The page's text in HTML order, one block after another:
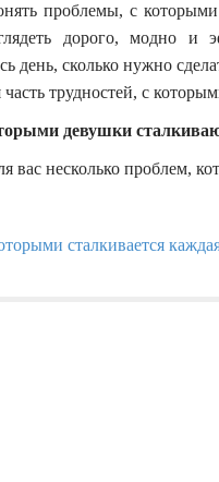
проблемы, с которыми
дорого, модно и
день, сколько нужно
часть трудностей, с
девушки
вас несколько проблем,